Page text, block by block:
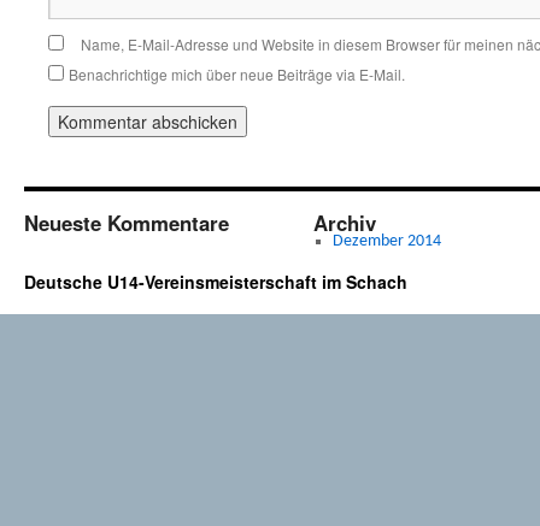
Name, E-Mail-Adresse und Website in diesem Browser für meinen
Benachrichtige mich über neue Beiträge via E-Mail.
Neueste Kommentare Archiv
Dezember 2014
Deutsche U14-Vereinsmeisterschaft im Schach